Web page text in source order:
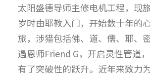
太阳盛德导师主修电机工程，现
岁时由耶教入门，开始数十年的
旅，涉猎包括佛、道、儒、耶、
遇恩师Friend G，开启灵性管道
有了突破性的跃升。近年来致力